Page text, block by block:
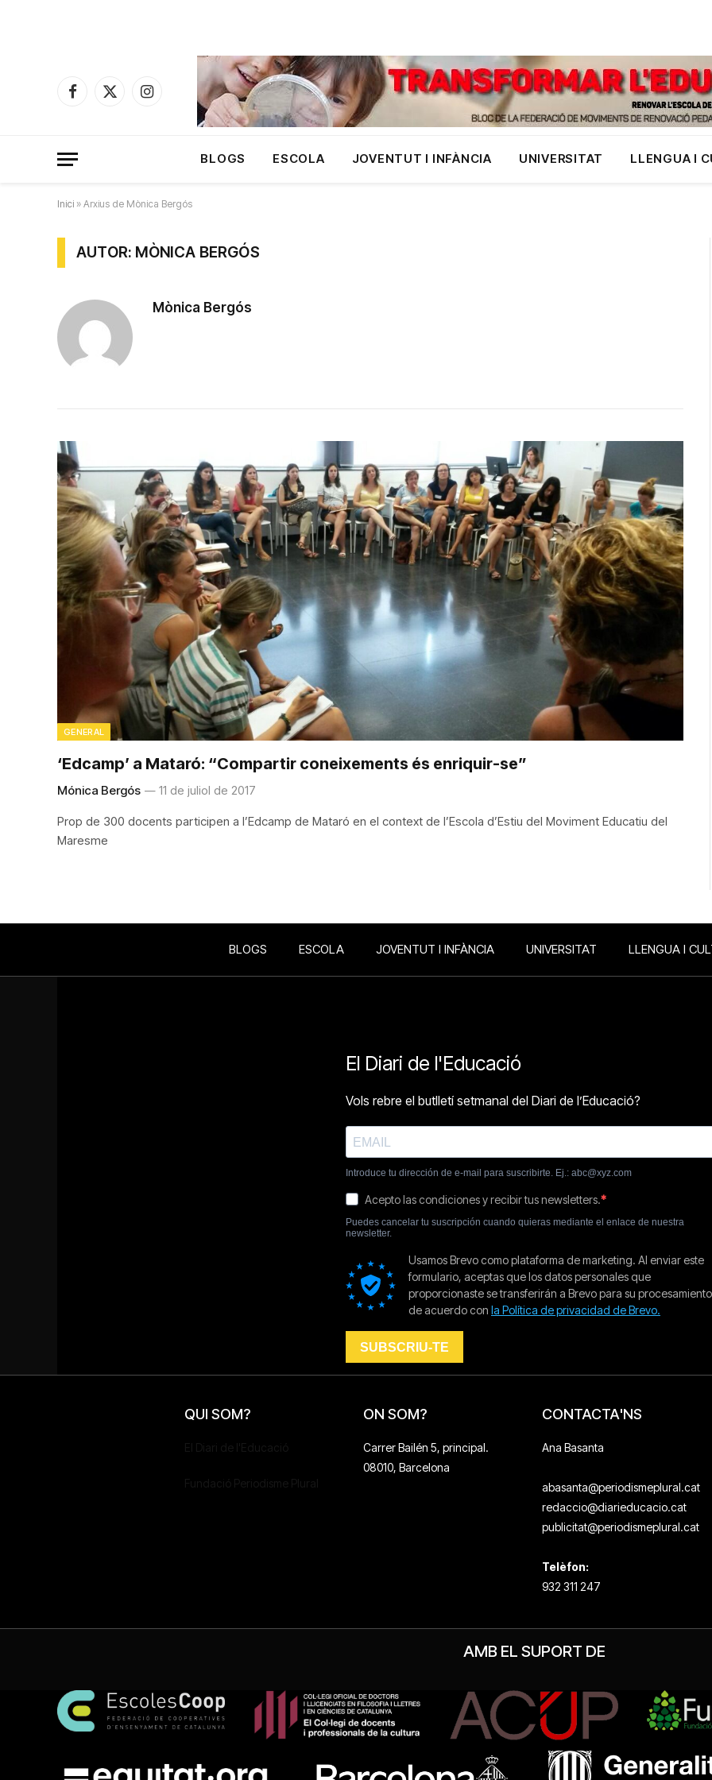
Facebook
X
Instagram
BLOGS ESCOLA JOVENTUT I INFÀNCIA UNIVERSITAT LLENGUA I
Inici » Arxius de Mònica Bergós
AUTOR: MÒNICA BERGÓS
Mònica Bergós
GENERAL
‘Edcamp’ a Mataró: “Compartir coneixements és enriquir-se”
Mónica Bergós 11 de juliol de 2017
Prop de 300 docents participen a l’Edcamp de Mataró en el context de l’Escola d’Estiu del Moviment Educatiu del
Maresme
BLOGS ESCOLA JOVENTUT I INFÀNCIA UNIVERSITAT LLENGUA I
QUI SOM? ON SOM?
Carrer Bailén 5, principal.
08010, Barcelona
CONTACTA'NS
Ana Basanta
abasanta@periodismeplural.cat
redaccio@diarieducacio.cat
publicitat@periodismeplural.cat
Telèfon:
932 311 247
AMB EL SUPORT DE